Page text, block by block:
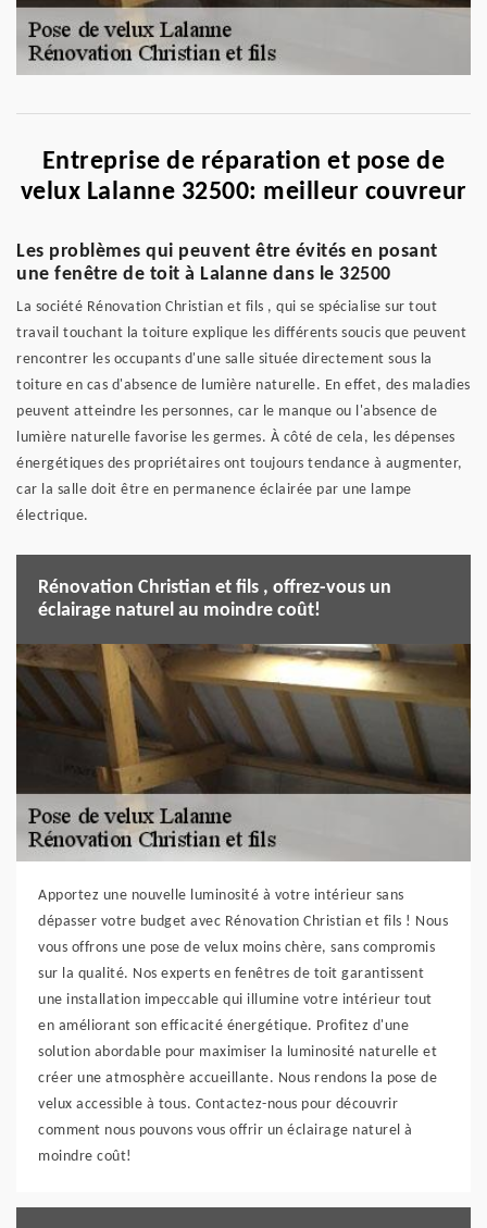
Entreprise de réparation et pose de
velux Lalanne 32500: meilleur couvreur
Les problèmes qui peuvent être évités en posant
une fenêtre de toit à Lalanne dans le 32500
La société Rénovation Christian et fils , qui se spécialise sur tout
travail touchant la toiture explique les différents soucis que peuvent
rencontrer les occupants d'une salle située directement sous la
toiture en cas d'absence de lumière naturelle. En effet, des maladies
peuvent atteindre les personnes, car le manque ou l'absence de
lumière naturelle favorise les germes. À côté de cela, les dépenses
énergétiques des propriétaires ont toujours tendance à augmenter,
car la salle doit être en permanence éclairée par une lampe
électrique.
Rénovation Christian et fils , offrez-vous un
éclairage naturel au moindre coût!
Apportez une nouvelle luminosité à votre intérieur sans
dépasser votre budget avec Rénovation Christian et fils ! Nous
vous offrons une pose de velux moins chère, sans compromis
sur la qualité. Nos experts en fenêtres de toit garantissent
une installation impeccable qui illumine votre intérieur tout
en améliorant son efficacité énergétique. Profitez d'une
solution abordable pour maximiser la luminosité naturelle et
créer une atmosphère accueillante. Nous rendons la pose de
velux accessible à tous. Contactez-nous pour découvrir
comment nous pouvons vous offrir un éclairage naturel à
moindre coût!